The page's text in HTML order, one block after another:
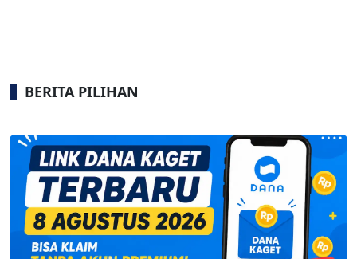
BERITA PILIHAN